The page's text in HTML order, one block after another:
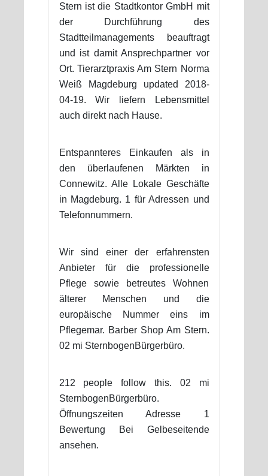
Stern ist die Stadtkontor GmbH mit
der Durchführung des
Stadtteilmanagements beauftragt
und ist damit Ansprechpartner vor
Ort. Tierarztpraxis Am Stern Norma
Weiß Magdeburg updated 2018-
04-19. Wir liefern Lebensmittel
auch direkt nach Hause.
Entspannteres Einkaufen als in
den überlaufenen Märkten in
Connewitz. Alle Lokale Geschäfte
in Magdeburg. 1 für Adressen und
Telefonnummern.
Wir sind einer der erfahrensten
Anbieter für die professionelle
Pflege sowie betreutes Wohnen
älterer Menschen und die
europäische Nummer eins im
Pflegemar. Barber Shop Am Stern.
02 mi SternbogenBürgerbüro.
212 people follow this. 02 mi
SternbogenBürgerbüro.
Öffnungszeiten Adresse 1
Bewertung Bei Gelbeseitende
ansehen.